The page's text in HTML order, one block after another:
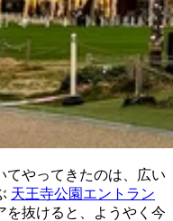
てやってきたのは、広い
天王寺公園エントラン
を抜けると、ようやく今